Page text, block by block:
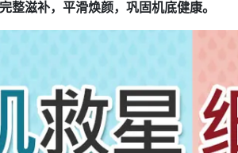
滋补，平滑焕颜，巩固机底健康。